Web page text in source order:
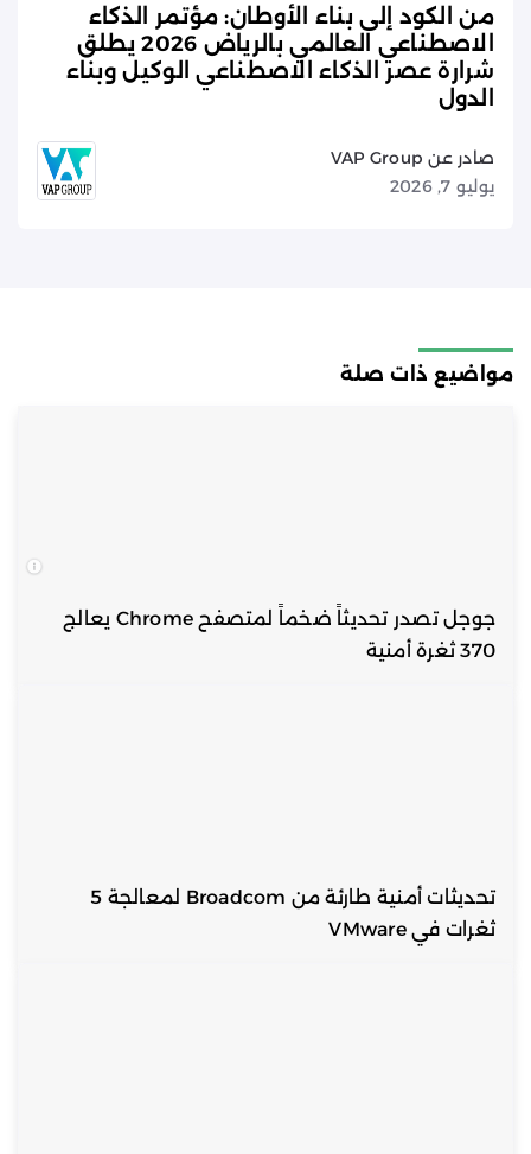
من الكود إلى بناء الأوطان: مؤتمر الذكاء
الاصطناعي العالمي بالرياض 2026 يطلق
شرارة عصر الذكاء الاصطناعي الوكيل وبناء
الدول
صادر عن VAP Group
يوليو 7, 2026
مواضيع ذات صلة
جوجل تصدر تحديثاً ضخماً لمتصفح Chrome يعالج
370 ثغرة أمنية
تحديثات أمنية طارئة من Broadcom لمعالجة 5
ثغرات في VMware